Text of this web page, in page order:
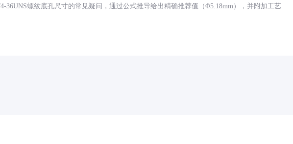
4-36UNS螺纹底孔尺寸的常见疑问，通过公式推导给出精确推荐值（Φ5.18mm），并附加工艺